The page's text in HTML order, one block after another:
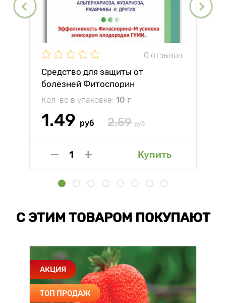
0 отзывов
Средство для защиты от
болезней Фитоспорин
Кол-во в упаковке: 10 г
1.49 руб 2.59 руб
Купить
С ЭТИМ ТОВАРОМ ПОКУПАЮТ
АКЦИЯ
ТОП ПРОДАЖ